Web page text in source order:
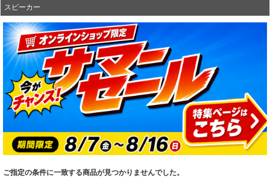
スピーカー
ご指定の条件に一致する商品が見つかりませんでした。